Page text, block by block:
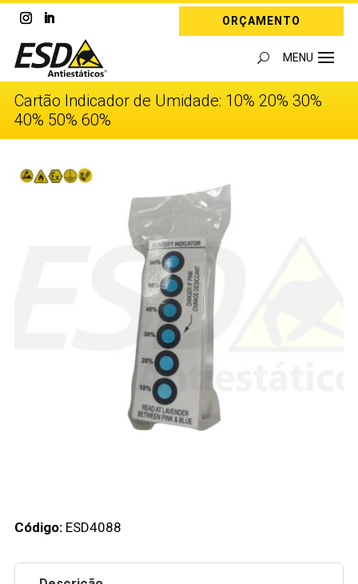
ORÇAMENTO
Cartão Indicador de Umidade: 10% 20% 30%
40% 50% 60%
Código:ESD4088